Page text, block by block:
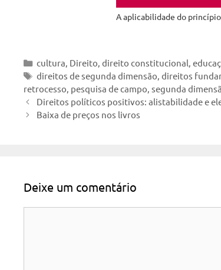
A aplicabilidade do
Categorias
cultura Direito ,direito constitucional ,
Tags
direitos de segunda dimensão ,direitos
retrocesso pesquisa de campo segunda
Direitos políticos positivos: alistabilidade e
Baixa de preços nos livros
Deixe um comentário